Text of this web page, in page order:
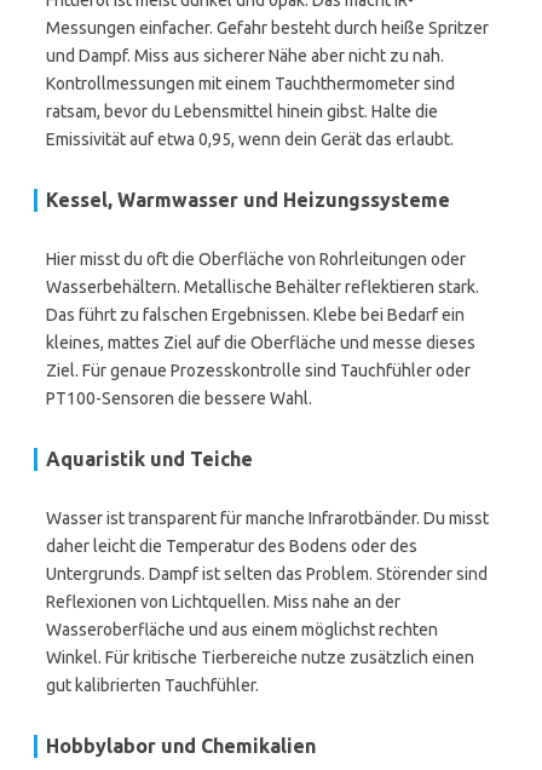
Messungen einfacher. Gefahr besteht durch heiße Spritzer
und Dampf. Miss aus sicherer Nähe aber nicht zu nah.
Kontrollmessungen mit einem Tauchthermometer sind
ratsam, bevor du Lebensmittel hinein gibst. Halte die
Emissivität auf etwa 0,95, wenn dein Gerät das erlaubt.
Kessel, Warmwasser und Heizungssysteme
Hier misst du oft die Oberfläche von Rohrleitungen oder
Wasserbehältern. Metallische Behälter reflektieren stark.
Das führt zu falschen Ergebnissen. Klebe bei Bedarf ein
kleines, mattes Ziel auf die Oberfläche und messe dieses
Ziel. Für genaue Prozesskontrolle sind Tauchfühler oder
PT100-Sensoren die bessere Wahl.
Aquaristik und Teiche
Wasser ist transparent für manche Infrarotbänder. Du misst
daher leicht die Temperatur des Bodens oder des
Untergrunds. Dampf ist selten das Problem. Störender sind
Reflexionen von Lichtquellen. Miss nahe an der
Wasseroberfläche und aus einem möglichst rechten
Winkel. Für kritische Tierbereiche nutze zusätzlich einen
gut kalibrierten Tauchfühler.
Hobbylabor und Chemikalien